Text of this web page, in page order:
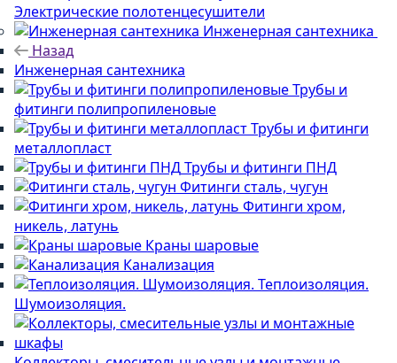
Электрические полотенцесушители
Инженерная сантехника
Назад
Инженерная сантехника
Трубы и
фитинги полипропиленовые
Трубы и фитинги
металлопласт
Трубы и фитинги ПНД
Фитинги сталь, чугун
Фитинги хром,
никель, латунь
Краны шаровые
Канализация
Теплоизоляция.
Шумоизоляция.